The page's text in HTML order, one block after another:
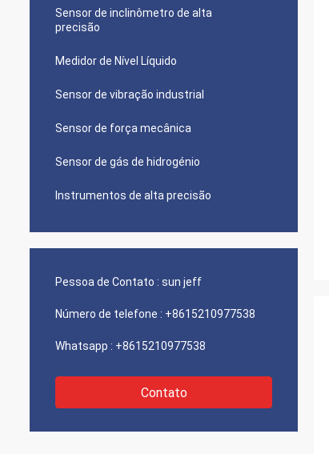
Sensor de inclinômetro de alta
precisão
Medidor de Nível Líquido
Sensor de vibração industrial
Sensor de força mecânica
Sensor de gás de hidrogénio
Instrumentos de alta precisão
Pessoa de Contato : sun jeff
Número de telefone : +8615210977538
Whatsapp : +8615210977538
Contato